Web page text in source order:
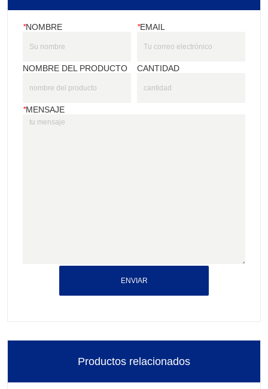
*NOMBRE *EMAIL
NOMBRE DEL PRODUCTO CANTIDAD
*MENSAJE
ENVIAR
Productos relacionados